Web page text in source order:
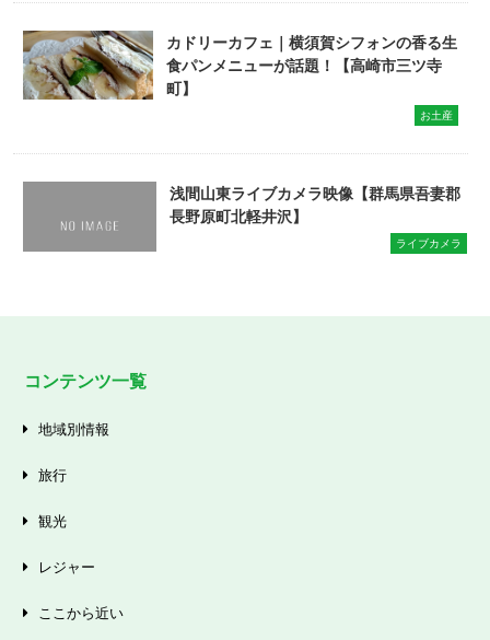
カドリーカフェ｜横須賀シフォンの香る生
食パンメニューが話題！【高崎市三ツ寺
町】
お土産
浅間山東ライブカメラ映像【群馬県吾妻郡
長野原町北軽井沢】
ライブカメラ
コンテンツ一覧
地域別情報
旅行
観光
レジャー
ここから近い